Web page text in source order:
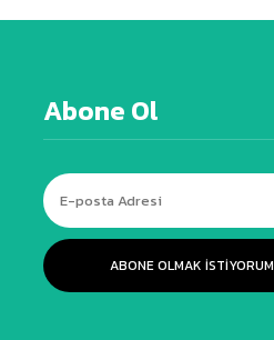
Abone Ol
ABONE OLMAK ISTIYORUM